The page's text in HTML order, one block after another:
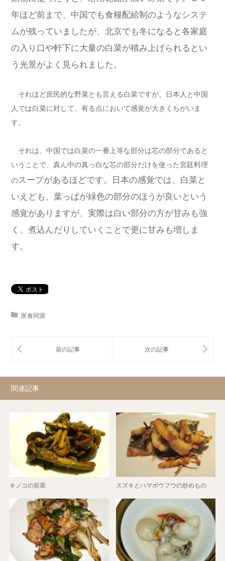
年ほど前まで、中国でも食糧配給制のようなシステ
ムが残っていましたが、北京でも冬になると各家庭
の入り口や軒下に大量の白菜が積み上げられるとい
う光景がよく見られました。
それほど庶民的な野菜とも言える白菜ですが、日本人と中国
人では白菜に対して、有る点において感覚が大きくちがいま
す。
それは、中国では白菜の一番上等な部分は芯の部分であると
いうことで、真ん中の真っ白な芯の部分だけを使った宮廷料理
のスープがあるほどです。日本の感覚では、白菜と
いえども、葉っぱが緑色の部分のほうが良いという
感覚がありますが、実際は白い部分の方が甘みも強
く、煮込んだりしていくことで更に甘みも増しま
す。
医食同源
関連記事
キノコの前菜 スズキとハマボウフウの炒めもの